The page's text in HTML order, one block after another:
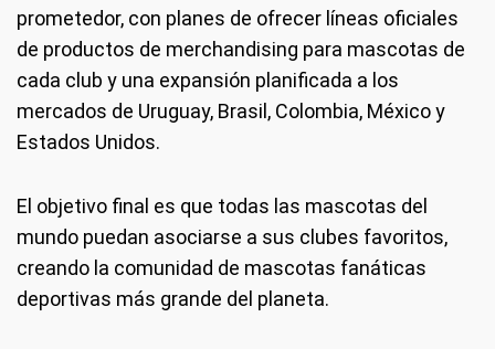
prometedor, con planes de ofrecer líneas oficiales
de productos de merchandising para mascotas de
cada club y una expansión planificada a los
mercados de Uruguay, Brasil, Colombia, México y
Estados Unidos.
El objetivo final es que todas las mascotas del
mundo puedan asociarse a sus clubes favoritos,
creando la comunidad de mascotas fanáticas
deportivas más grande del planeta.